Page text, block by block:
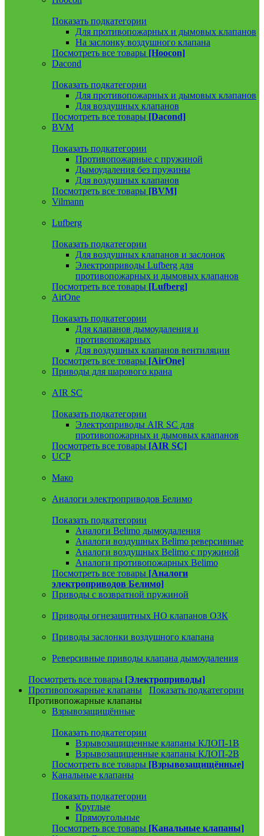
Показать подкатегории
Для противопожарных и дымовых клапанов
На заслонку воздушного клапана
Посмотреть все товары [Hoocon]
Dacond
Показать подкатегории
Для противопожарных и дымовых клапанов
Для воздушных клапанов
Посмотреть все товары [Dacond]
BVM
Показать подкатегории
Противопожарные с пружиной
Дымоудаления без пружины
Для воздушных клапанов
Посмотреть все товары [BVM]
Vilmann
Lufberg
Показать подкатегории
Для воздушных клапанов и заслонок
Электроприводы Lufberg для
противопожарных и дымовых клапанов
Посмотреть все товары [Lufberg]
AirOne
Показать подкатегории
Для клапанов дымоудаления и
противопожарных
Для воздушных клапанов вентиляции
Посмотреть все товары [AirOne]
Приводы для шарового крана
AIR SC
Показать подкатегории
Электроприводы AIR SC для
противопожарных и дымовых клапанов
Посмотреть все товары [AIR SC]
UCP
Мако
Аналоги электроприводов Белимо
Показать подкатегории
Аналоги Belimo дымоудаления
Аналоги воздушных Belimo реверсивные
Аналоги воздушных Belimo с пружиной
Аналоги противопожарных Belimo
Посмотреть все товары [Аналоги
электроприводов Белимо]
Приводы с возвратной пружиной
Приводы огнезащитных НО клапанов ОЗК
Приводы заслонки воздушного клапана
Реверсивные приводы клапана дымоудаления
Посмотреть все товары [Электроприводы]
Противопожарные клапаны
Показать подкатегории
Противопожарные клапаны
Взрывозащищённые
Показать подкатегории
Взрывозащищенные клапаны КЛОП-1В
Взрывозащищенные клапаны КЛОП-2В
Посмотреть все товары [Взрывозащищённые]
Канальные клапаны
Показать подкатегории
Круглые
Прямоугольные
Посмотреть все товары [Канальные клапаны]